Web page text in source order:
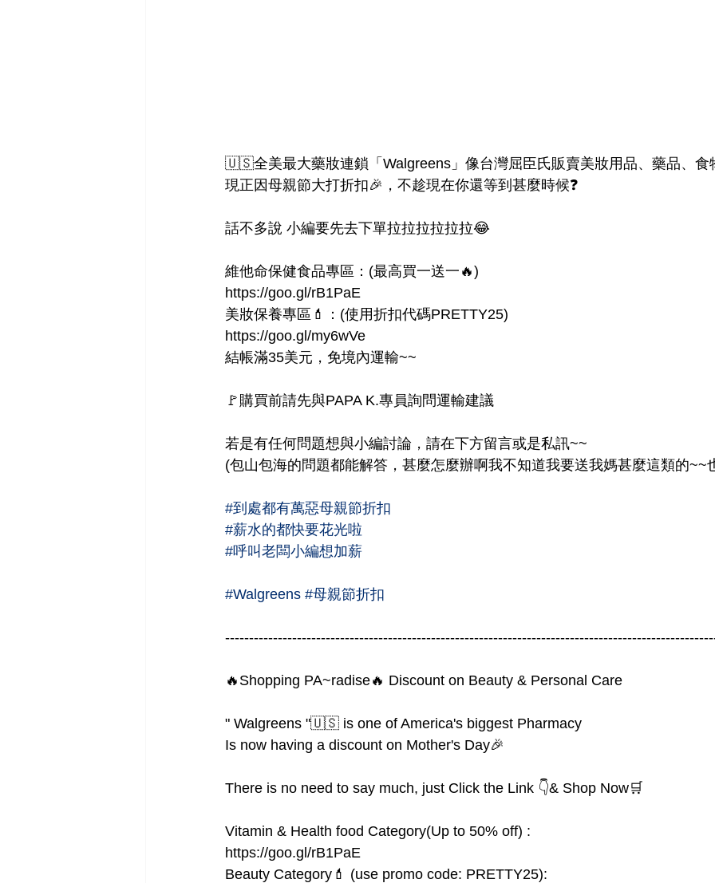
🇺🇸全美最大藥妝連鎖「Walgreens」像台灣屈臣氏販賣美妝用品、藥品、食
現正因母親節大打折扣🎉，不趁現在你還等到甚麼時候❓
話不多說 小編要先去下單拉拉拉拉拉拉😂
維他命保健食品專區：(最高買一送一🔥)
https://goo.gl/rB1PaE
美妝保養專區💄：(使用折扣代碼PRETTY25)
https://goo.gl/my6wVe
結帳滿35美元，免境內運輸~~
🚩購買前請先與PAPA K.專員詢問運輸建議
若是有任何問題想與小編討論，請在下方留言或是私訊~~
(包山包海的問題都能解答，甚麼怎麼辦啊我不知道我要送我媽甚麼這類的~~
#到處都有萬惡母親節折扣
#薪水的都快要花光啦
#呼叫老闆小編想加薪
#Walgreens #母親節折扣
🔥Shopping PA~radise🔥 Discount on Beauty & Personal Care
" Walgreens "🇺🇸 is one of America's biggest Pharmacy
Is now having a discount on Mother's Day🎉
There is no need to say much, just Click the Link 👇& Shop Now🛒
Vitamin & Health food Category(Up to 50% off) :
https://goo.gl/rB1PaE
Beauty Category💄 (use promo code: PRETTY25):